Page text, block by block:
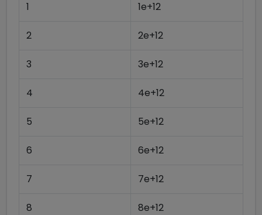
1 1e+12
2 2e+12
3 3e+12
4 4e+12
5 5e+12
6 6e+12
7 7e+12
8 8e+12